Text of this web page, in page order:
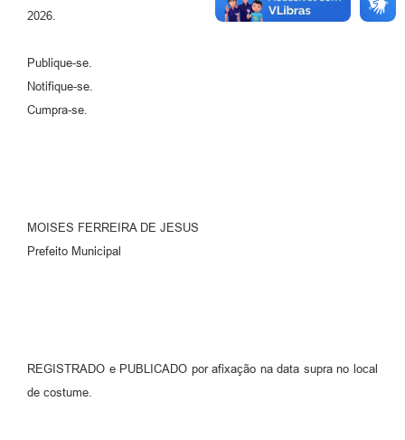
2026.
Publique-se.
Notifique-se.
Cumpra-se.
MOISES FERREIRA DE JESUS
Prefeito Municipal
REGISTRADO e PUBLICADO por afixação na data supra no local
de costume.